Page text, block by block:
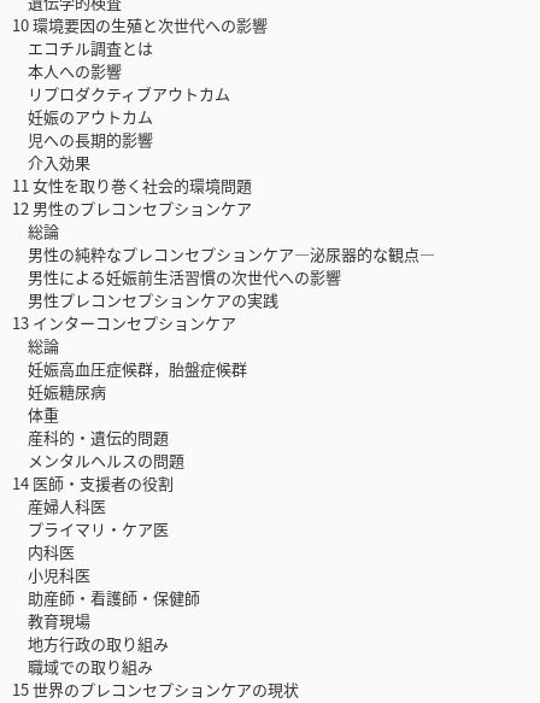
10 環境要因の生殖と次世代への影響
エコチル調査とは
本人への影響
リプロダクティブアウトカム
妊娠のアウトカム
児への長期的影響
介入効果
11 女性を取り巻く社会的環境問題
12 男性のプレコンセプションケア
総論
男性の純粋なプレコンセプションケア―泌尿器的な観点―
男性による妊娠前生活習慣の次世代への影響
男性プレコンセプションケアの実践
13 インターコンセプションケア
総論
妊娠高血圧症候群，胎盤症候群
妊娠糖尿病
体重
産科的・遺伝的問題
メンタルヘルスの問題
14 医師・支援者の役割
産婦人科医
プライマリ・ケア医
内科医
小児科医
助産師・看護師・保健師
教育現場
地方行政の取り組み
職域での取り組み
15 世界のプレコンセプションケアの現状